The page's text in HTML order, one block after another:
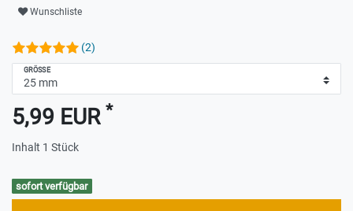
Wunschliste
(2)
GRÖSSE
5,99 EUR *
Inhalt 1 Stück
sofort verfügbar